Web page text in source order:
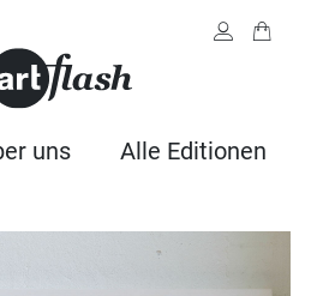
uns Alle Editionen